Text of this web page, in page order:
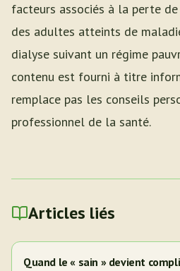
facteurs associés à la perte
des adultes atteints de
dialyse suivant un régime
contenu est fourni à titre
remplace pas les conseils
professionnel de la santé.
Articles liés
Quand le « sain » devient